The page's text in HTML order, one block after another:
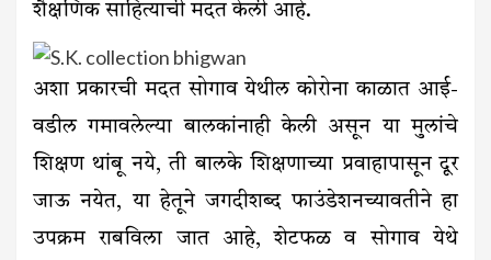
शैक्षणिक साहित्याची मदत केली आहे.
अशा प्रकारची मदत सोगाव येथील कोरोना काळात आई-
वडील गमावलेल्या बालकांनाही केली असून या मुलांचे
शिक्षण थांबू नये, ती बालके शिक्षणाच्या प्रवाहापासून दूर
जाऊ नयेत, या हेतूने जगदीशब्द फाउंडेशनच्यावतीने हा
उपक्रम राबविला जात आहे, शेटफळ व सोगाव येथे